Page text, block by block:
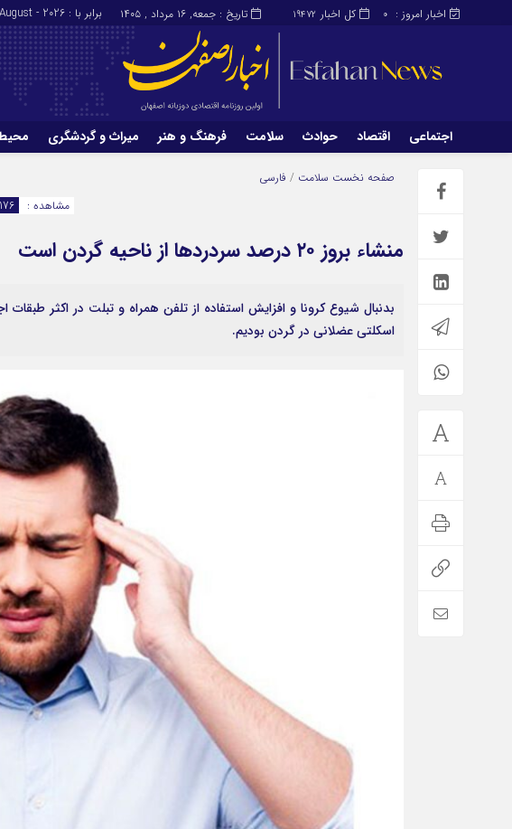
کل اخبار 19472 اخبار امروز : 0 تاریخ : جمعه, ۱۶ مرداد , ۱۴۰۵ برابر با : Friday - 7 - August - 2026
اجتماعی اقتصاد حوادث سلامت فرهنگ و هنر میراث و گردشگری
صفحه نخست سلامت / فارسی
مشاهده : 176
منشاء بروز ۲۰ درصد سردردها از ناحیه گردن است
بدنبال شیوع کرونا و افزایش استفاده از تلفن همراه و تبلت در اکثر
اسکلتی عضلانی در گردن بودیم.